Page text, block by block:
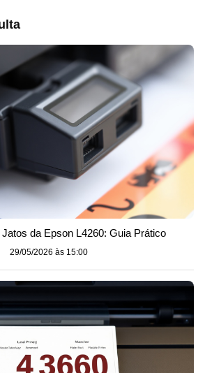
da Epson L4260: Guia Prático
29/05/2026 às 15:00